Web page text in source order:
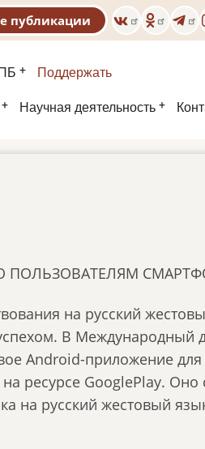
публикации
Поддержать
Научная деятельность
ПОЛЬЗОВАТЕЛЯМ
на русский
В Международный
Android-приложение для
ресурсе GooglePlay. Оно
на русский жестовый